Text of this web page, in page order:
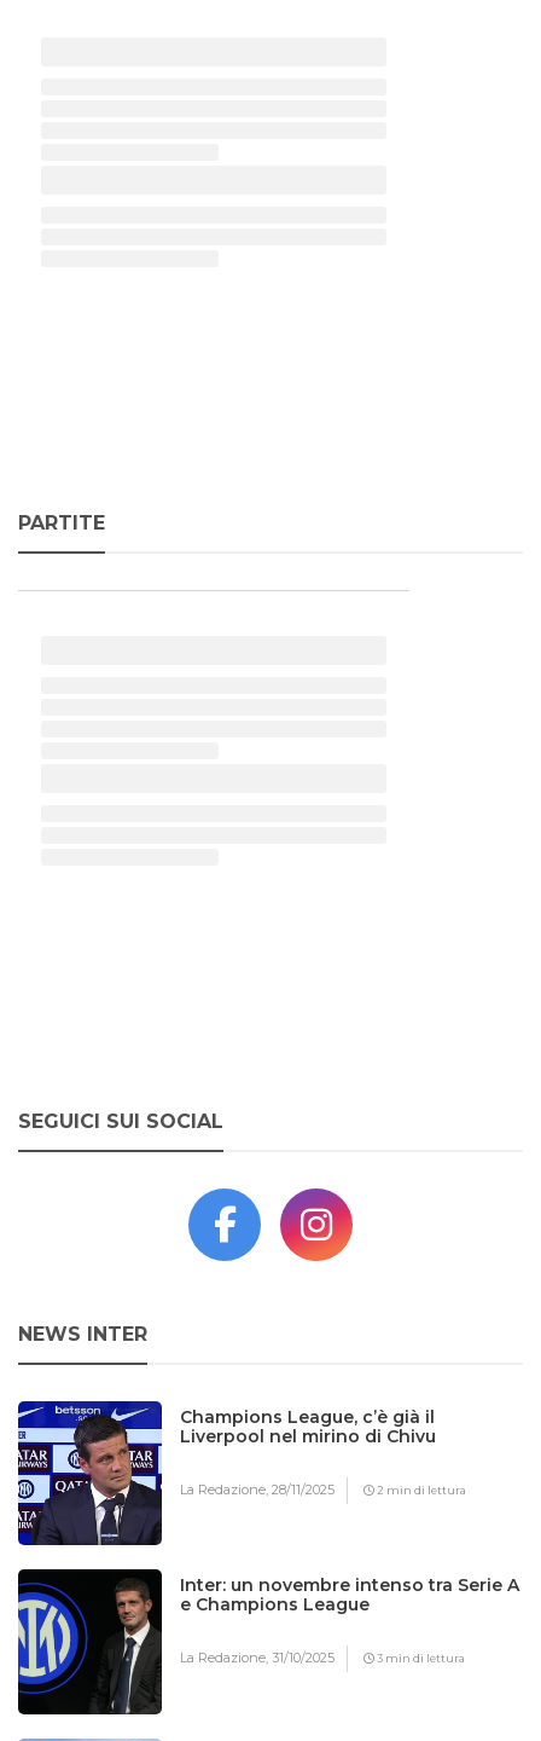
PARTITE
SEGUICI SUI SOCIAL
NEWS INTER
Champions League, c’è già il
Liverpool nel mirino di Chivu
La Redazione,28/11/2025 2 min di lettura
Inter: un novembre intenso tra Serie A
e Champions League
La Redazione,31/10/2025 3 min di lettura